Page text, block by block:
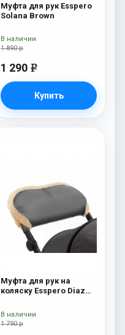
Муфта для рук Esspero
Solana Brown
1 890 р
1 290 e
Купить
В наличии
Муфта для рук на
коляску Esspero Diaz
Grey
1 790 р
В наличии